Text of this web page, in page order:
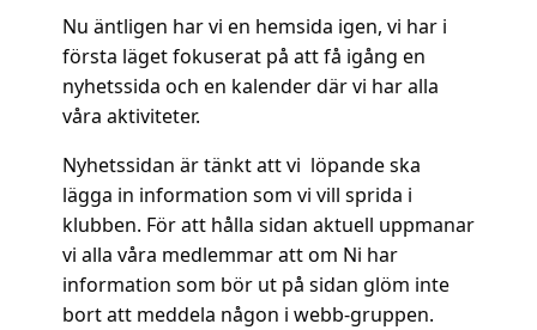
Nu äntligen har vi en hemsida igen, vi har i
första läget fokuserat på att få igång en
nyhetssida och en kalender där vi har alla
våra aktiviteter.
Nyhetssidan är tänkt att vi löpande ska
lägga in information som vi vill sprida i
klubben. För att hålla sidan aktuell uppmanar
vi alla våra medlemmar att om Ni har
information som bör ut på sidan glöm inte
bort att meddela någon i webb-gruppen.